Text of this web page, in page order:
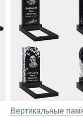
Вертикальные